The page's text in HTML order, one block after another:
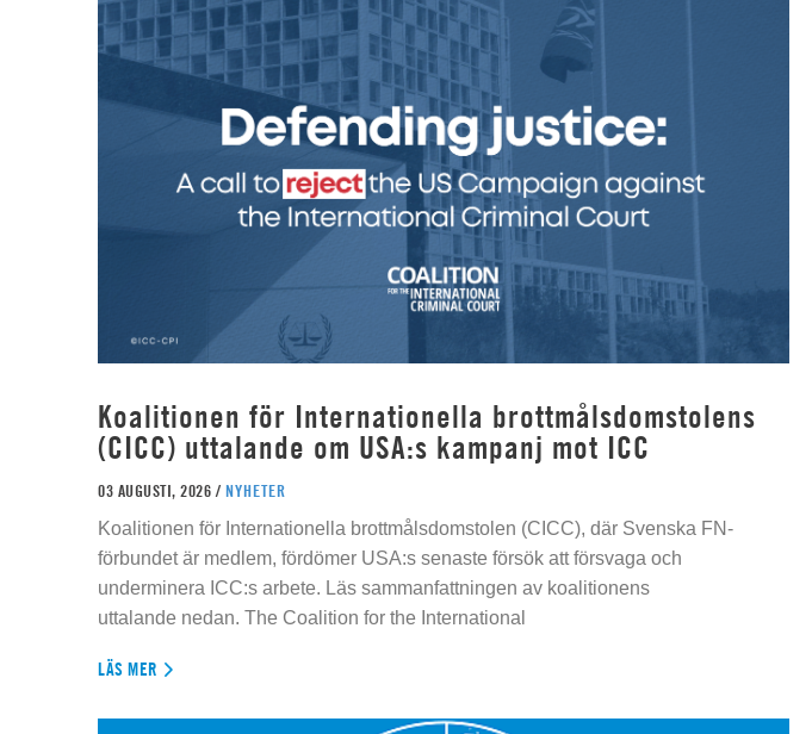
Koalitionen för Internationella brottmålsdomstolens
(CICC) uttalande om USA:s kampanj mot ICC
03 AUGUSTI, 2026 / NYHETER
Koalitionen för Internationella brottmålsdomstolen (CICC), där Svenska FN-
förbundet är medlem, fördömer USA:s senaste försök att försvaga och
underminera ICC:s arbete. Läs sammanfattningen av koalitionens
uttalande nedan. The Coalition for the International
LÄS MER